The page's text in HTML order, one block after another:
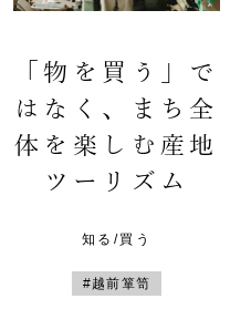
「物を買う」で
はなく、まち全
体を楽しむ産地
ツーリズム
知る/買う
#越前箪笥